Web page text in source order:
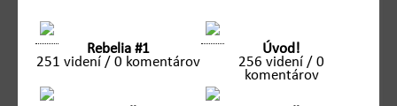
Rebelia #1
251 videní / 0 komentárov
Úvod!
256 videní / 0
komentárov